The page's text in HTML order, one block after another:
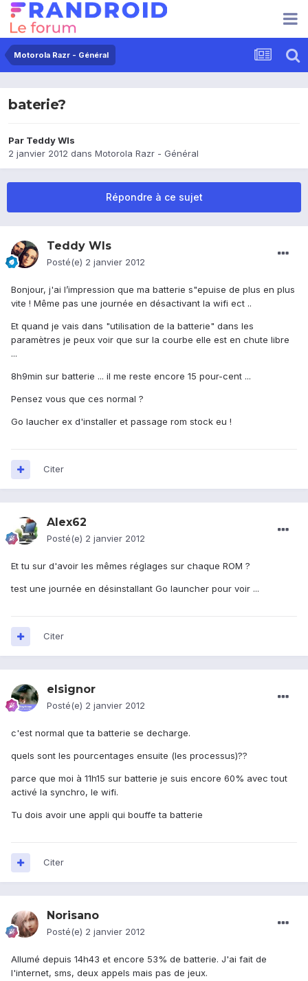
Motorola Razr - Général
baterie?
Par Teddy Wls
2 janvier 2012 dans Motorola Razr - Général
Répondre à ce sujet
Teddy Wls
Posté(e) 2 janvier 2012
Bonjour, j'ai l’impression que ma batterie s"epuise de plus en plus
vite ! Même pas une journée en désactivant la wifi ect ..
Et quand je vais dans "utilisation de la batterie" dans les
paramètres je peux voir que sur la courbe elle est en chute libre
...
8h9min sur batterie ... il me reste encore 15 pour-cent ...
Pensez vous que ces normal ?
Go laucher ex d'installer et passage rom stock eu !
Citer
Alex62
Posté(e) 2 janvier 2012
Et tu sur d'avoir les mêmes réglages sur chaque ROM ?
test une journée en désinstallant Go launcher pour voir ...
Citer
elsignor
Posté(e) 2 janvier 2012
c'est normal que ta batterie se decharge.
quels sont les pourcentages ensuite (les processus)??
parce que moi à 11h15 sur batterie je suis encore 60% avec tout
activé la synchro, le wifi.
Tu dois avoir une appli qui bouffe ta batterie
Citer
Norisano
Posté(e) 2 janvier 2012
Allumé depuis 14h43 et encore 53% de batterie. J'ai fait de
l'internet, sms, deux appels mais pas de jeux.